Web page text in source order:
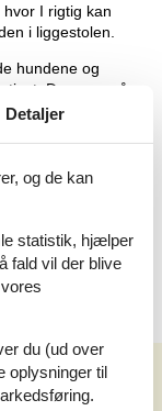
I rigtig kan
i liggestolen.
hundene og
Der er også
sidde stille – store
klar til fri
og nyd den
bag
om emnet
Detaljer
og de kan
statistik, hjælper
fald vil der blive
du (ud over
oplysninger til